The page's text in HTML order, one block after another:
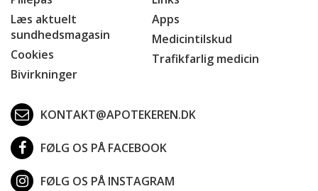
Læs aktuelt
sundhedsmagasin
Cookies
Bivirkninger
Apps
Medicintilskud
Trafikfarlig medicin
KONTAKT@APOTEKEREN.DK
FØLG OS PÅ FACEBOOK
FØLG OS PÅ INSTAGRAM